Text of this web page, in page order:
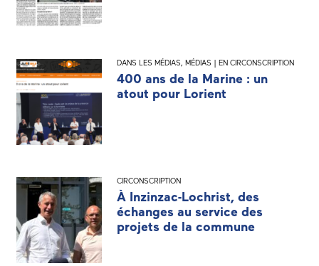
DANS LES MÉDIAS, MÉDIAS | EN CIRCONSCRIPTION
400 ans de la Marine : un
atout pour Lorient
CIRCONSCRIPTION
À Inzinzac-Lochrist, des
échanges au service des
projets de la commune